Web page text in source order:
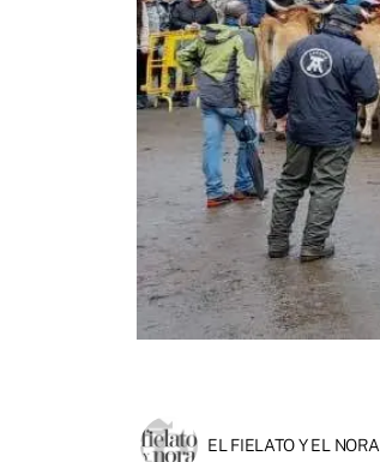
EL FIELATO Y EL NORA